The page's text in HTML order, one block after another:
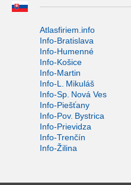
Atlasfiriem.info
Info-Bratislava
Info-Humenné
Info-Košice
Info-Martin
Info-L. Mikuláš
Info-Sp. Nová Ves
Info-Piešťany
Info-Pov. Bystrica
Info-Prievidza
Info-Trenčín
Info-Žilina